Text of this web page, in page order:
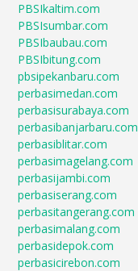
PBSIkaltim.com
PBSIsumbar.com
PBSIbaubau.com
PBSIbitung.com
pbsipekanbaru.com
perbasimedan.com
perbasisurabaya.com
perbasibanjarbaru.com
perbasiblitar.com
perbasimagelang.com
perbasijambi.com
perbasiserang.com
perbasitangerang.com
perbasimalang.com
perbasidepok.com
perbasicirebon.com